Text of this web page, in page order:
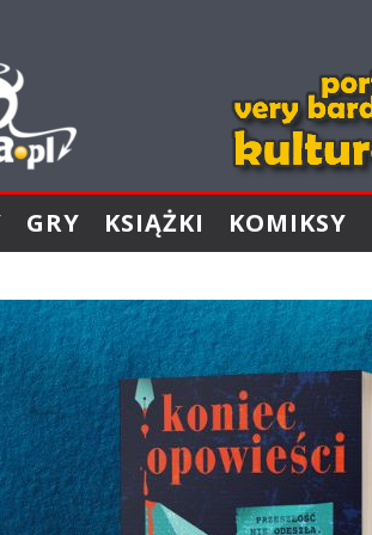
GRY KSIĄŻKI KOMIKSY